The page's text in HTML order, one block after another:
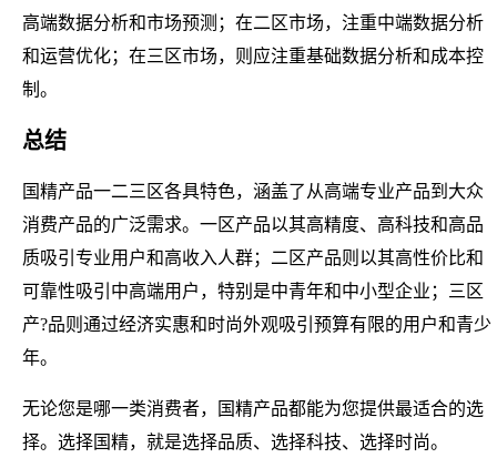
高端数据分析和市场预测；在二区市场，注重中端数据分析
和运营优化；在三区市场，则应注重基础数据分析和成本控
制。
总结
国精产品一二三区各具特色，涵盖了从高端专业产品到大众
消费产品的广泛需求。一区产品以其高精度、高科技和高品
质吸引专业用户和高收入人群；二区产品则以其高性价比和
可靠性吸引中高端用户，特别是中青年和中小型企业；三区
产?品则通过经济实惠和时尚外观吸引预算有限的用户和青少
年。
无论您是哪一类消费者，国精产品都能为您提供最适合的选
择。选择国精，就是选择品质、选择科技、选择时尚。